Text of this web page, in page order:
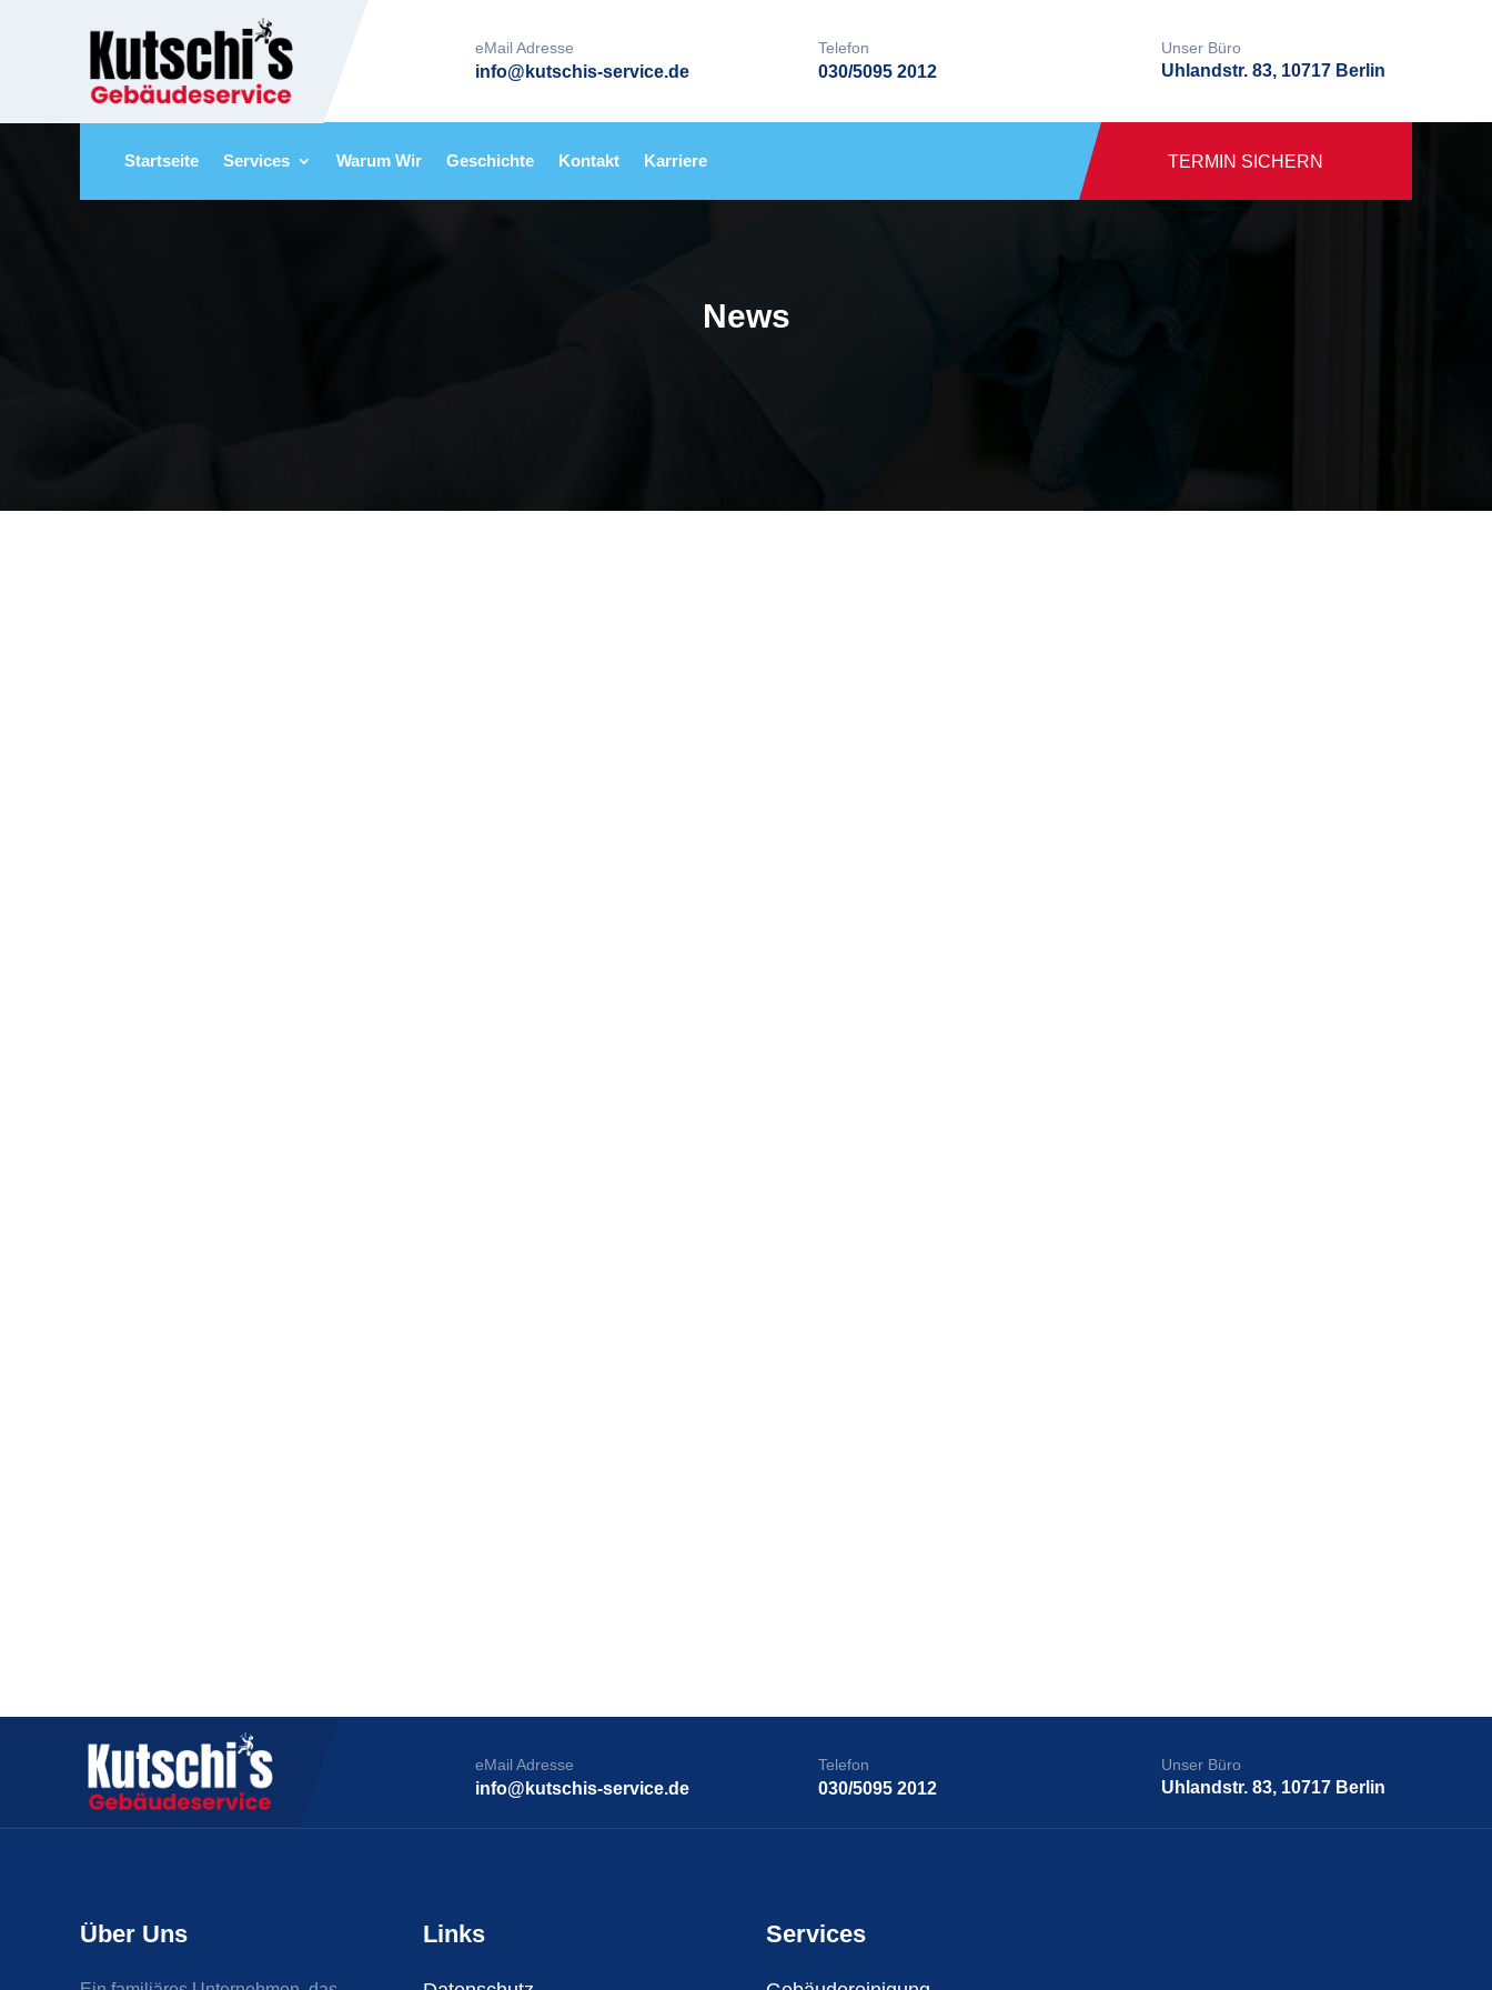
eMail Adresse
info@kutschis-service.de
Telefon
030/5095 2012
Unser Büro
Uhlandstr. 83, 10717 Berlin
Startseite Services Warum Wir Geschichte Kontakt Karriere TERMIN SICHERN
News
eMail Adresse
info@kutschis-service.de
Telefon
030/5095 2012
Unser Büro
Uhlandstr. 83, 10717 Berlin
Über Uns Links Services